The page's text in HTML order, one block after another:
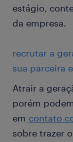
estágio,
da empresa.
recrutar a
sua parceira
Atrair a
porém
em contato
sobre trazer